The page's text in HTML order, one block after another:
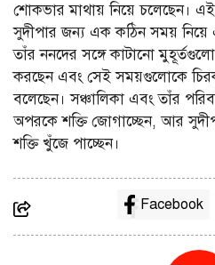
শোকভার মাথায় নিয়ে চলেছেন।
সুদীপার জন্য এক কঠিন সময় নিয়ে
তাঁর ননদের সঙ্গে কাটানো
করছেন এবং সেই সময়গুলোকে
বলেছেন। সঞ্চালিকা এবং তাঁর
অপরকে শক্তি জোগাচ্ছেন, আর
শক্তি খুঁজে পাচ্ছেন।
Facebook